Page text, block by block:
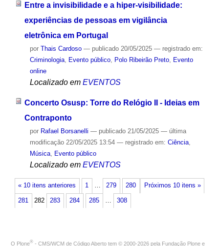
Entre a invisibilidade e a hiper-visibilidade:
experiências de pessoas em vigilância
eletrônica em Portugal
por Thais Cardoso — publicado20/05/2025 — registrado em:
Criminologia, Evento público, Polo Ribeirão Preto, Evento
online
Localizado em EVENTOS
Concerto Osusp: Torre do Relógio II - Ideias em
Contraponto
por Rafael Borsanelli — publicado21/05/2025 — última
modificação22/05/2025 13:54 — registrado em: Ciência,
Música, Evento público
Localizado em EVENTOS
« 10 itens anteriores Próximos 10 itens »
1 … 279 280
281 282 283 284 285 … 308
O Plone® - CMS/WCM de Código Aberto tem © 2000-2026 pela Fundação Plone e